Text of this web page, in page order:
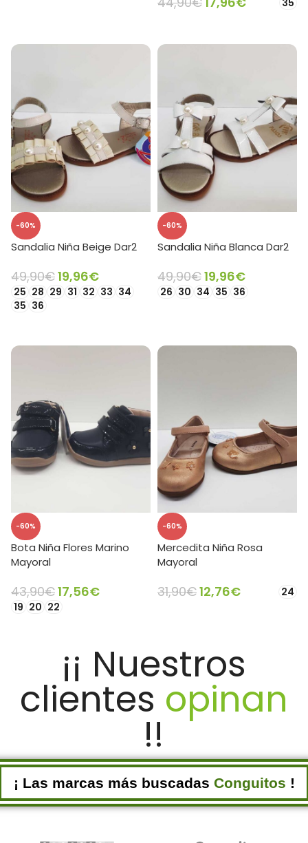
-60%
Sandalia Niña Beige Dar2
49,90€19,96€
25 28 29 31 32 33 34
35 36
-60%
Sandalia Niña Blanca Dar2
49,90€19,96€
26 30 34 35 36
-60%
Bota Niña Flores Marino
Mayoral
43,90€17,56€
19 20 22
-60%
Mercedita Niña Rosa
Mayoral
31,90€12,76€ 24
¡¡ Nuestros
clientes opinan
!!
¡ Las marcas más buscadas Conguitos !